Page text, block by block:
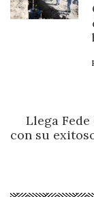
Llega
con su